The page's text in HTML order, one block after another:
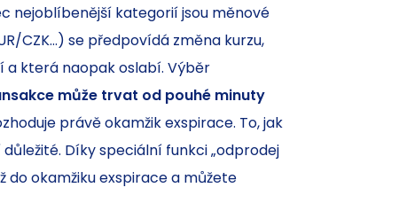
nejoblíbenější kategorií jsou měnové
CZK…) se předpovídá změna kurzu,
a která naopak oslabí. Výběr
může trvat od pouhé minuty
právě okamžik exspirace. To, jak
Díky speciální funkci „odprodej
okamžiku exspirace a můžete